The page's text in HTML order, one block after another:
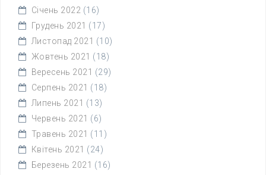
Січень 2022 (16)
Грудень 2021 (17)
Листопад 2021 (10)
Жовтень 2021 (18)
Вересень 2021 (29)
Серпень 2021 (18)
Липень 2021 (13)
Червень 2021 (6)
Травень 2021 (11)
Квітень 2021 (24)
Березень 2021 (16)